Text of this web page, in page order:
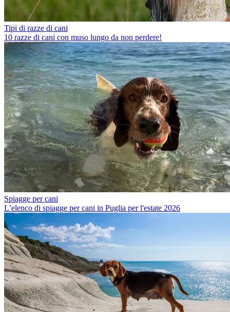
Tipi di razze di cani
10 razze di cani con muso lungo da non perdere!
Spiagge per cani
L’elenco di spiagge per cani in Puglia per l'estate 2026